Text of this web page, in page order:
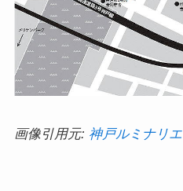
画像引用元: 神戸ルミナリエ